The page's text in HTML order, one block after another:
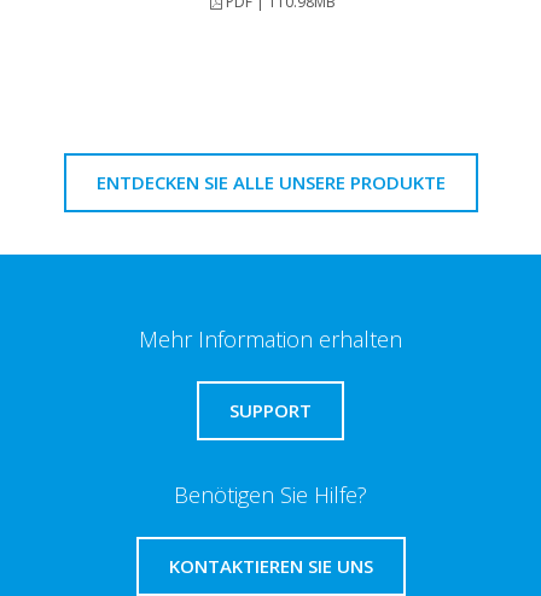
ENTDECKEN SIE ALLE UNSERE PRODUKTE
Mehr Information erhalten
SUPPORT
Benötigen Sie Hilfe?
KONTAKTIEREN SIE UNS